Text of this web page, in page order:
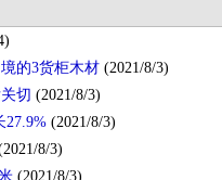
的3货柜木材 (2021/8/3)
切 (2021/8/3)
27.9% (2021/8/3)
8/3)
(2021/8/3)